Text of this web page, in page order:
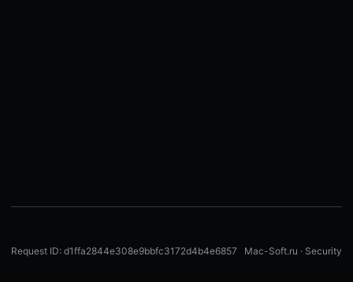
Request ID: d1ffa2844e308e9bbfc3172d4b4e6857 Mac-Soft.ru · Security